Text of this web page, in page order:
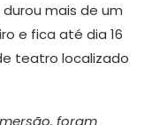
mais de um
e fica até dia 16
teatro localizado